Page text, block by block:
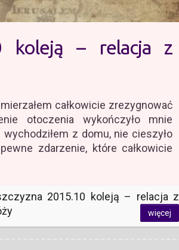
koleją – relacja z
całkowicie zrezygnować
otoczenia wykończyło mnie
z domu, nie cieszyło
zdarzenie, które całkowicie
2015.10 koleją – relacja z
więcej